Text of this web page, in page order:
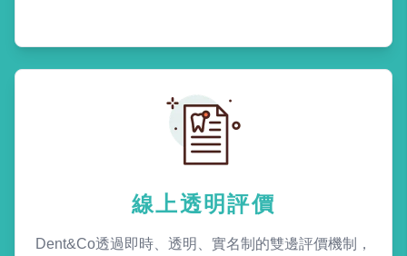
線上透明評價
Dent&Co透過即時、透明、實名制的雙邊評價機制，